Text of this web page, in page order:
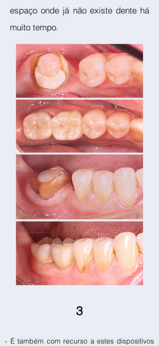
espaço onde já não existe dente há
muito tempo.
3
- É também com recurso a estes dispositivos